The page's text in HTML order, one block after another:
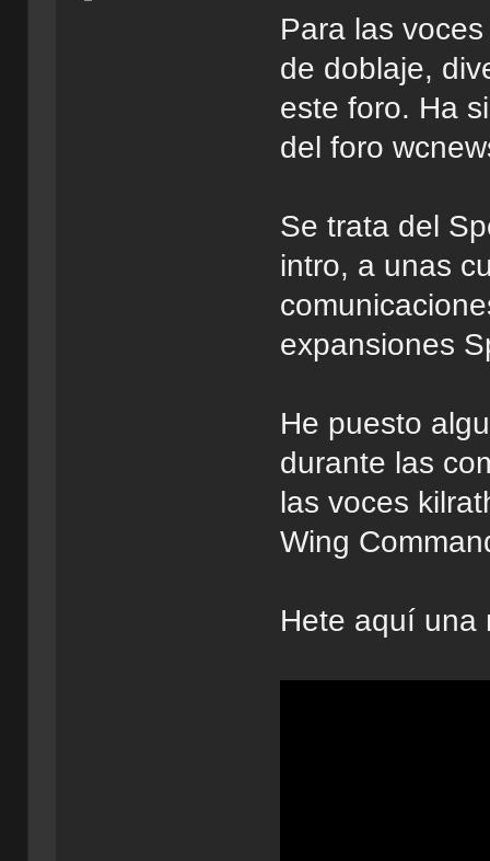
Para las
de doblaje,
este foro. Ha
del foro
Se trata del
intro, a unas
expansiones
He puesto
durante las
las voces
Wing
Hete aquí una